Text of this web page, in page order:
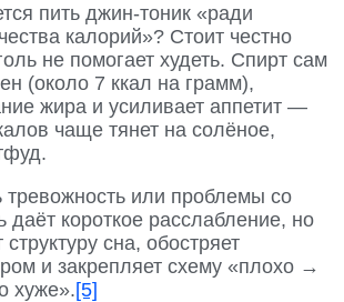
пить джин-тоник «ради
калорий»? Стоит честно
не помогает худеть. Спирт сам
(около 7 ккал на грамм),
жира и усиливает аппетит —
чаще тянет на солёное,
тревожность или проблемы со
даёт короткое расслабление, но
сна, обостряет
и закрепляет схему «плохо →
хуже».[5]